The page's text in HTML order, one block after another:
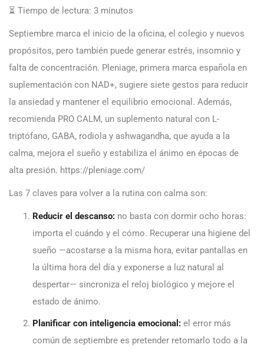
⏳ Tiempo de lectura: 3 minutos
Septiembre marca el inicio de la oficina, el colegio y nuevos
propósitos, pero también puede generar estrés, insomnio y
falta de concentración. Pleniage, primera marca española en
suplementación con NAD+, sugiere siete gestos para reducir
la ansiedad y mantener el equilibrio emocional. Además,
recomienda PRO CALM, un suplemento natural con L-
triptófano, GABA, rodiola y ashwagandha, que ayuda a la
calma, mejora el sueño y estabiliza el ánimo en épocas de
alta presión. https://pleniage.com/
Las 7 claves para volver a la rutina con calma son:
Reducir el descanso: no basta con dormir ocho horas:
importa el cuándo y el cómo. Recuperar una higiene del
sueño —acostarse a la misma hora, evitar pantallas en
la última hora del día y exponerse a luz natural al
despertar— sincroniza el reloj biológico y mejore el
estado de ánimo.
Planificar con inteligencia emocional: el error más
común de septiembre es pretender retomarlo todo a la